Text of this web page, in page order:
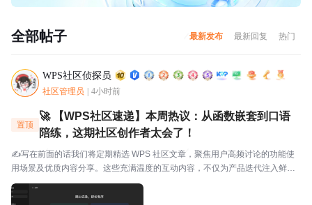
全部帖子 最新发布 最新回复 热门
WPS社区侦探员
社区管理员 4小时前
置顶
🚀 【WPS社区速递】本周热议：从函数嵌套到口语
陪练，这期社区创作者太会了！
✍️写在前面的话我们将定期精选 WPS 社区文章，聚焦用户高频讨论的功能使
用场景及优质内容分享。这些充满温度的互动内容，不仅为产品迭代注入鲜活
灵感，更搭建起官方与用户的双向沟通桥梁，每一份分享都值得被看见与珍
视。⭐关于WPS社区WPS社区（bbs.wps....